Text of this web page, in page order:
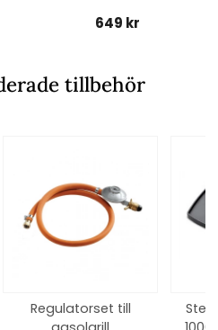
649 kr
tillbehör
Regulatorset till